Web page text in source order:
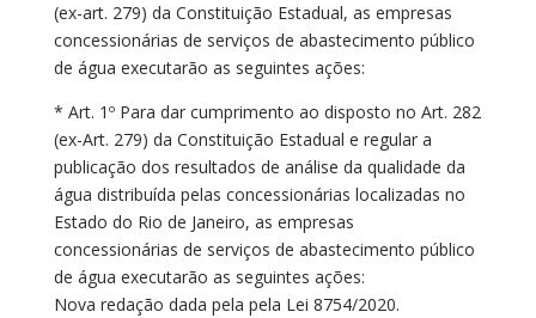
(ex-art. 279) da Constituição Estadual, as empresas
concessionárias de serviços de abastecimento público
de água executarão as seguintes ações:
* Art. 1º Para dar cumprimento ao disposto no Art. 282
(ex-Art. 279) da Constituição Estadual e regular a
publicação dos resultados de análise da qualidade da
água distribuída pelas concessionárias localizadas no
Estado do Rio de Janeiro, as empresas
concessionárias de serviços de abastecimento público
de água executarão as seguintes ações:
Nova redação dada pela pela Lei 8754/2020.